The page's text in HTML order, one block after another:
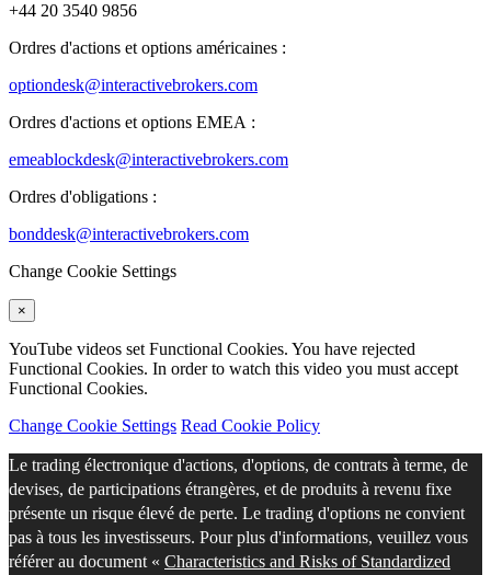
+44 20 3540 9856
Ordres d'actions et options américaines :
optiondesk@interactivebrokers.com
Ordres d'actions et options EMEA :
emeablockdesk@interactivebrokers.com
Ordres d'obligations :
bonddesk@interactivebrokers.com
Change Cookie Settings
×
YouTube videos set Functional Cookies. You have rejected
Functional Cookies. In order to watch this video you must accept
Functional Cookies.
Change Cookie Settings Read Cookie Policy
Le trading électronique d'actions, d'options, de contrats à terme, de
devises, de participations étrangères, et de produits à revenu fixe
présente un risque élevé de perte. Le trading d'options ne convient
pas à tous les investisseurs. Pour plus d'informations, veuillez vous
référer au document « Characteristics and Risks of Standardized